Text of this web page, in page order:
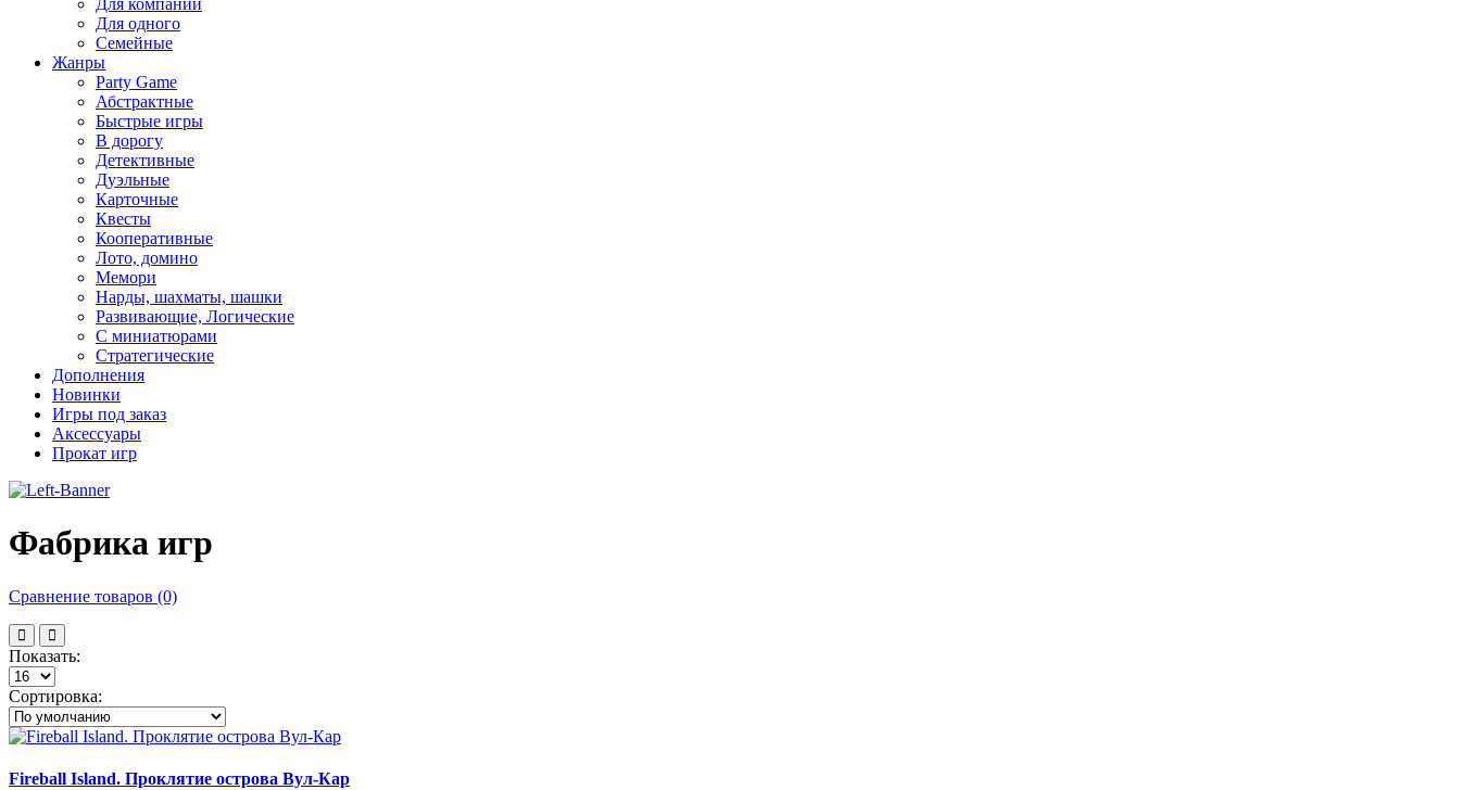
Для компании
Для одного
Семейные
Жанры
Party Game
Абстрактные
Быстрые игры
В дорогу
Детективные
Дуэльные
Карточные
Квесты
Кооперативные
Лото, домино
Мемори
Нарды, шахматы, шашки
Развивающие, Логические
С миниатюрами
Стратегические
Дополнения
Новинки
Игры под заказ
Аксессуары
Прокат игр
Фабрика игр
Сравнение товаров (0)
Показать:
Сортировка:
Fireball Island. Проклятие острова Вул-Кар